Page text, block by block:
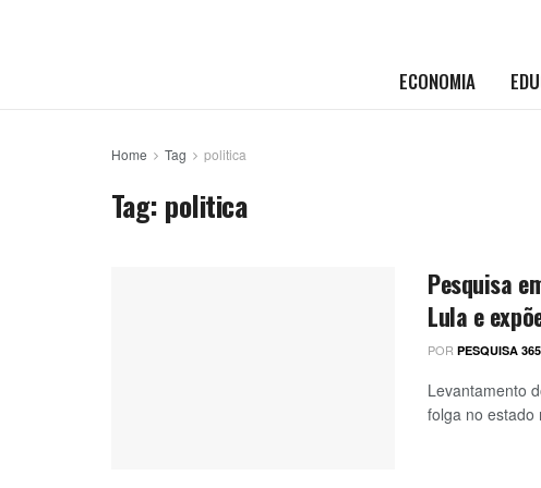
ECONOMIA
Home Tag politica
Tag: politica
Pesquisa
Lula e
POR PESQUISA 365
Levantamento
folga no estado